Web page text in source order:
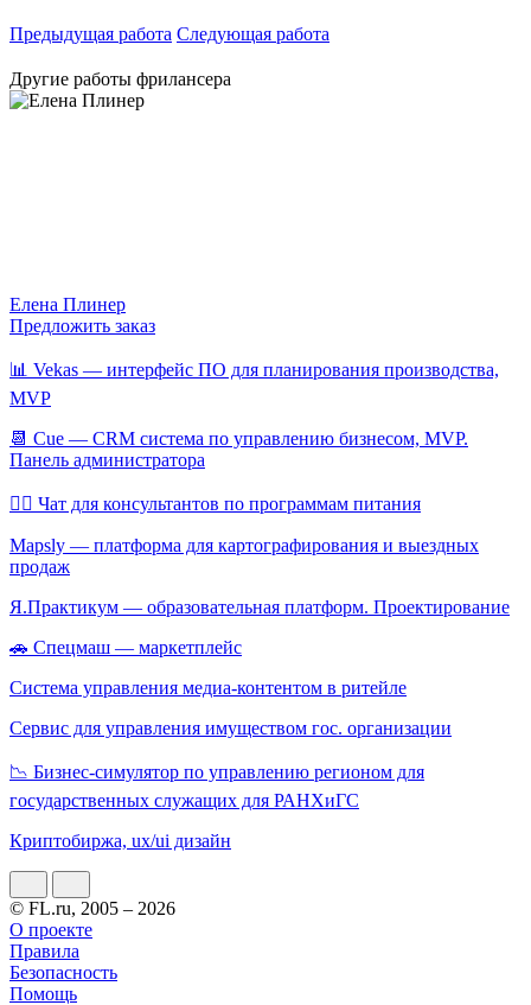
Предыдущая работа Следующая работа
Другие работы фрилансера
Елена Плинер
Предложить заказ
📊 Vekas — интерфейс ПО для планирования производства,
MVP
📆 Cue — СRM система по управлению бизнесом, MVP.
Панель администратора
👨‍⚕️ Чат для консультантов по программам питания
Mapsly — платформа для картографирования и выездных
продаж
Я.Практикум — образовательная платформ. Проектирование
🚗 Спецмаш — маркетплейс
Система управления медиа-контентом в ритейле
Сервис для управления имуществом гос. организации
📉 Бизнес-симулятор по управлению регионом для
государственных служащих для РАНХиГС
Криптобиржа, ux/ui дизайн
© FL.ru, 2005 – 2026
О проекте
Правила
Безопасность
Помощь